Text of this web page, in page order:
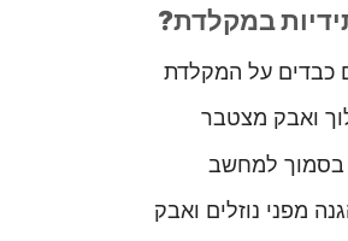
במקלדת?
כבדים על המקלדת
ואבק מצטבר
בסמוך למחשב
מפני נוזלים ואבק